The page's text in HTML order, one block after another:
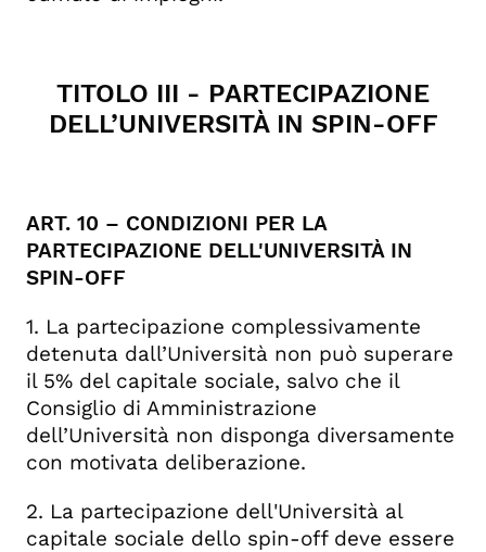
TITOLO III - PARTECIPAZIONE
DELL’UNIVERSITÀ IN SPIN-OFF
ART. 10 – CONDIZIONI PER LA
PARTECIPAZIONE DELL'UNIVERSITÀ IN
SPIN-OFF
1. La partecipazione complessivamente
detenuta dall’Università non può superare
il 5% del capitale sociale, salvo che il
Consiglio di Amministrazione
dell’Università non disponga diversamente
con motivata deliberazione.
2. La partecipazione dell'Università al
capitale sociale dello spin-off deve essere